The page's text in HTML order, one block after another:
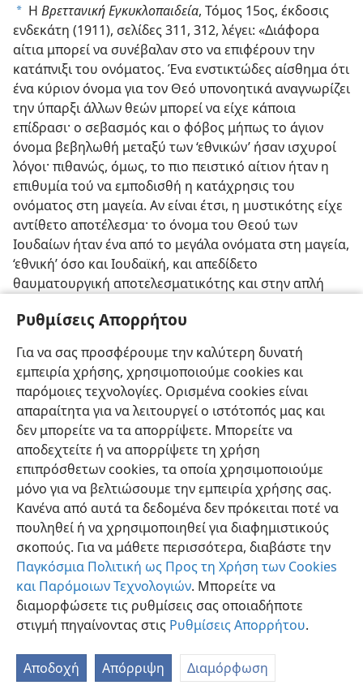
Ρυθμίσεις Απορρήτου
Για να σας προσφέρουμε την καλύτερη δυνατή
εμπειρία χρήσης, χρησιμοποιούμε cookies και
παρόμοιες τεχνολογίες. Ορισμένα cookies είναι
απαραίτητα για να λειτουργεί ο ιστότοπός μας και
δεν μπορείτε να τα απορρίψετε. Μπορείτε να
αποδεχτείτε ή να απορρίψετε τη χρήση
επιπρόσθετων cookies, τα οποία χρησιμοποιούμε
μόνο για να βελτιώσουμε την εμπειρία χρήσης σας.
Κανένα από αυτά τα δεδομένα δεν πρόκειται ποτέ να
πουληθεί ή να χρησιμοποιηθεί για διαφημιστικούς
σκοπούς. Για να μάθετε περισσότερα, διαβάστε την
Παγκόσμια Πολιτική ως Προς τη Χρήση των Cookies
και Παρόμοιων Τεχνολογιών. Μπορείτε να
διαμορφώσετε τις ρυθμίσεις σας οποιαδήποτε
στιγμή πηγαίνοντας στις Ρυθμίσεις Απορρήτου.
Αποδοχή Απόρριψη Διαμόρφωση
a Η Βρεττανική Εγκυκλοπαιδεία, Τόμος 15ος, έκδοσις
ενδεκάτη (1911), σελίδες 311, 312, λέγει: «Διάφορα
αίτια μπορεί να συνέβαλαν στο να επιφέρουν την
κατάπνιξι του ονόματος. Ένα ενστικτώδες αίσθημα ότι
ένα κύριον όνομα για τον Θεό υπονοητικά αναγνωρίζει
την ύπαρξι άλλων θεών μπορεί να είχε κάποια
επίδρασι· ο σεβασμός και ο φόβος μήπως το άγιον
όνομα βεβηλωθή μεταξύ των ‘εθνικών’ ήσαν ισχυροί
λόγοι· πιθανώς, όμως, το πιο πειστικό αίτιον ήταν η
επιθυμία τού να εμποδισθή η κατάχρησις του
ονόματος στη μαγεία. Αν είναι έτσι, η μυστικότης είχε
αντίθετο αποτέλεσμα· το όνομα του Θεού των
Ιουδαίων ήταν ένα από το μεγάλα ονόματα στη μαγεία,
‘εθνική’ όσο και Ιουδαϊκή, και απεδίδετο
θαυματουργική αποτελεσματικότης και στην απλή
ευλαβείς αυτούς κύκλους· το όνομα εξακολούθησε να
μάγους, και διεφυλάχθη σε πολλούς τόπους σε
μαγικούς παπύρους. Η βιαιότης, με την οποία
καταγγέλλεται η εκστόμισις του ονόματος στο
[Ιουδαϊκό] Μισνά—‘Όποιος προφέρει το όνομα με τα
ίδια του γράμματα δεν έχει μέρος στον μέλλοντα
κόσμο!’—αφήνει να νοηθή ότι αυτή η κακή χρήσις του
ονόματος δεν ήταν ασυνήθης μεταξύ των Ιουδαίων. . . .
Σ’ ένα Αιθιοπικό κατάλογο μαγικών ονομάτων του
Ιησού, που λέγεται ότι αυτός τα εδίδαξε στους
μαθητάς του, βρίσκεται το όνομα «Γιαβέ».»
[Εικόνα στη σελίδα 113]
Μεγέθυνσις του Τετραγραμμάτου σε αρχαίο
γραμματισμό, όπως εμφαίνεται στον δέκατο όγδοο
Αντίγραφο της Μωαβιτικής Λίθου (Μησά)